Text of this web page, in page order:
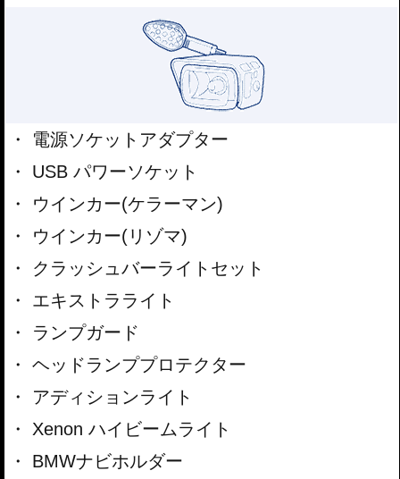
電源ソケットアダプター
USB パワーソケット
ウインカー(ケラーマン)
ウインカー(リゾマ)
クラッシュバーライトセット
エキストラライト
ランプガード
ヘッドランププロテクター
アディションライト
Xenon ハイビームライト
BMWナビホルダー